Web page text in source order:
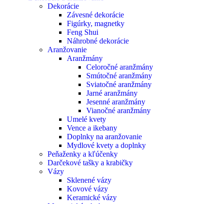
Dekorácie
Závesné dekorácie
Figúrky, magnetky
Feng Shui
Náhrobné dekorácie
Aranžovanie
Aranžmány
Celoročné aranžmány
Smútočné aranžmány
Sviatočné aranžmány
Jarné aranžmány
Jesenné aranžmány
Vianočné aranžmány
Umelé kvety
Vence a ikebany
Doplnky na aranžovanie
Mydlové kvety a doplnky
Peňaženky a kľúčenky
Darčekové tašky a krabičky
Vázy
Sklenené vázy
Kovové vázy
Keramické vázy